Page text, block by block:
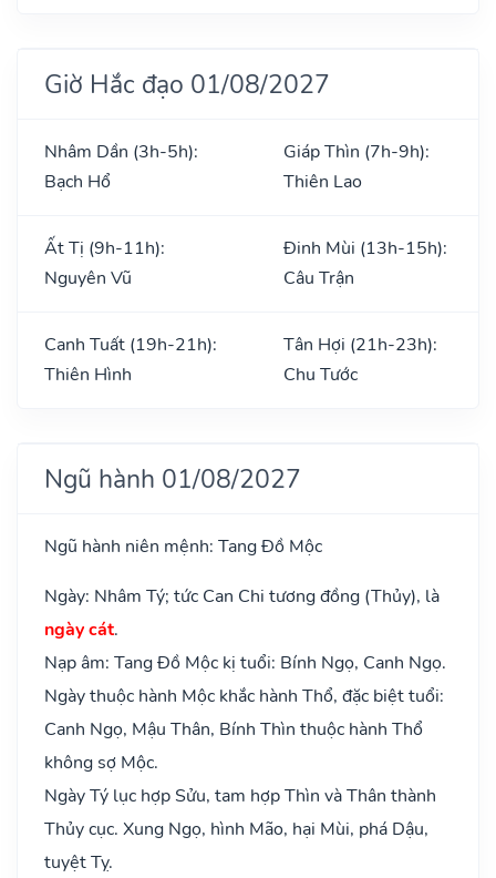
Giờ Hắc đạo 01/08/2027
Nhâm Dần (3h-5h):
Bạch Hổ
Giáp Thìn (7h-9h):
Thiên Lao
Ất Tị (9h-11h):
Nguyên Vũ
Đinh Mùi (13h-15h):
Câu Trận
Canh Tuất (19h-21h):
Thiên Hình
Tân Hợi (21h-23h):
Chu Tước
Ngũ hành 01/08/2027
Ngũ hành niên mệnh: Tang Đồ Mộc
Ngày: Nhâm Tý; tức Can Chi tương đồng (Thủy), là
ngày cát.
Nạp âm: Tang Đồ Mộc kị tuổi: Bính Ngọ, Canh Ngọ.
Ngày thuộc hành Mộc khắc hành Thổ, đặc biệt tuổi:
Canh Ngọ, Mậu Thân, Bính Thìn thuộc hành Thổ
không sợ Mộc.
Ngày Tý lục hợp Sửu, tam hợp Thìn và Thân thành
Thủy cục. Xung Ngọ, hình Mão, hại Mùi, phá Dậu,
tuyệt Tỵ.